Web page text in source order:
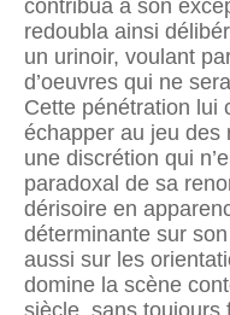
contribua à son
redoubla ainsi
un urinoir, voulant
d’oeuvres qui ne
Cette pénétration lui
échapper au jeu des
une discrétion qui
paradoxal de sa
dérisoire en
déterminante sur
aussi sur les
domine la scène
siècle, sans toujours